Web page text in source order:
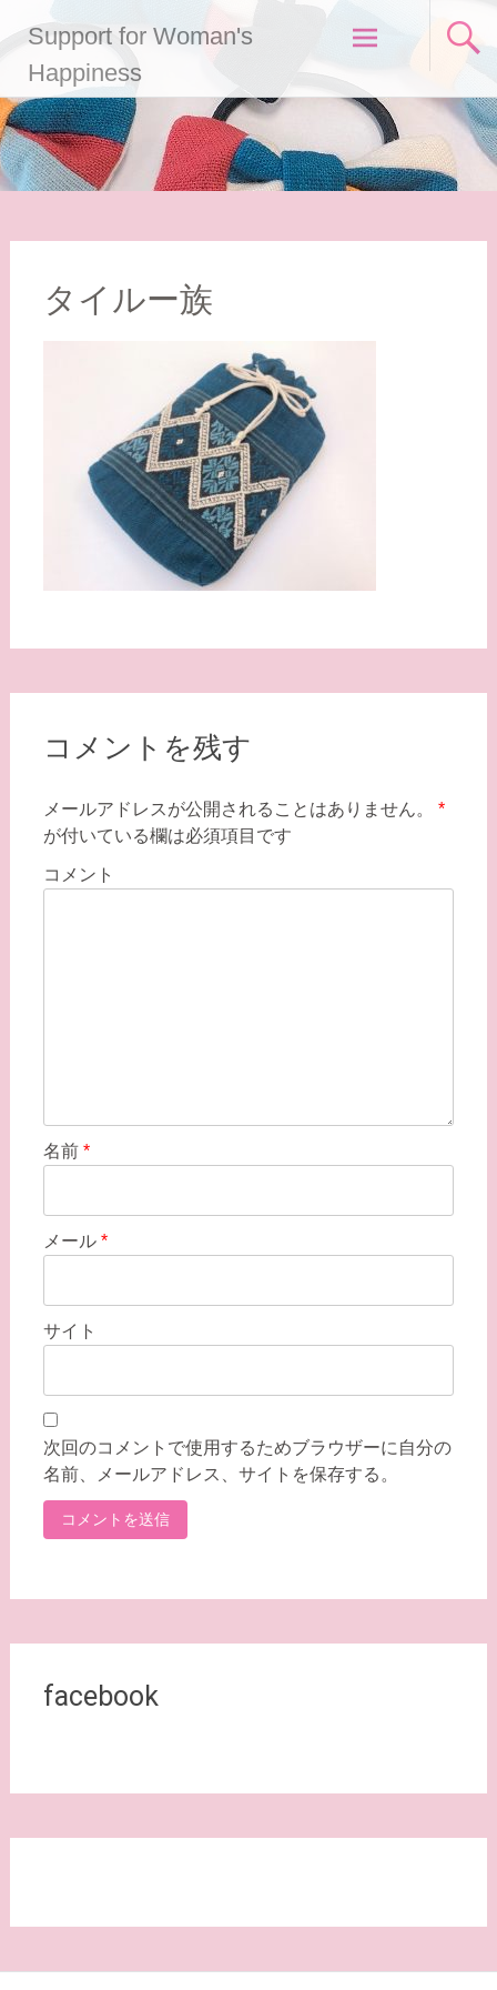
ン
ン
ツ
へ
ス
Support for Woman's
Happiness
タイルー族
コメントを残す
メールアドレスが公開されることはありません。
*
が付いている欄は必須項目です
コメント
名前 *
メール *
サイト
次回のコメントで使用するためブラウザーに自分の
名前、メールアドレス、サイトを保存する。
facebook